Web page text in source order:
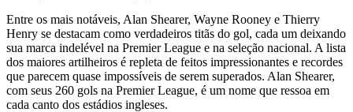
Entre os mais notáveis, Alan Shearer, Wayne Rooney e Thierry
Henry se destacam como verdadeiros titãs do gol, cada um deixando
sua marca indelével na Premier League e na seleção nacional. A lista
dos maiores artilheiros é repleta de feitos impressionantes e recordes
que parecem quase impossíveis de serem superados. Alan Shearer,
com seus 260 gols na Premier League, é um nome que ressoa em
cada canto dos estádios ingleses.